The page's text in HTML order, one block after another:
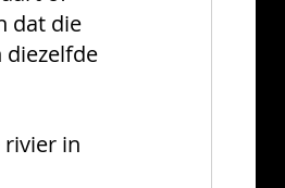
dat die
diezelfde
rivier in